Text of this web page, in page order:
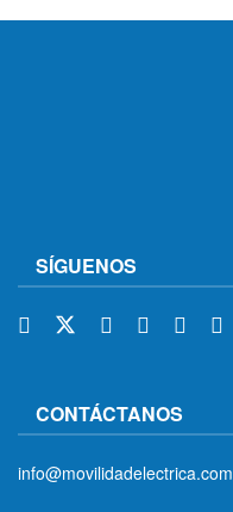
SÍGUENOS
CONTÁCTANOS
info@movilidadelectrica.com